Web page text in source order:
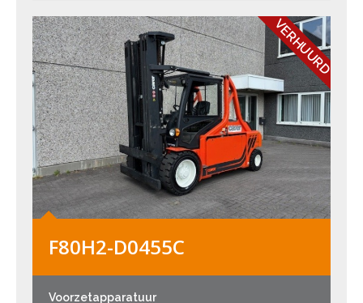
VERHUURD
F80H2-D0455C
Voorzetapparatuur